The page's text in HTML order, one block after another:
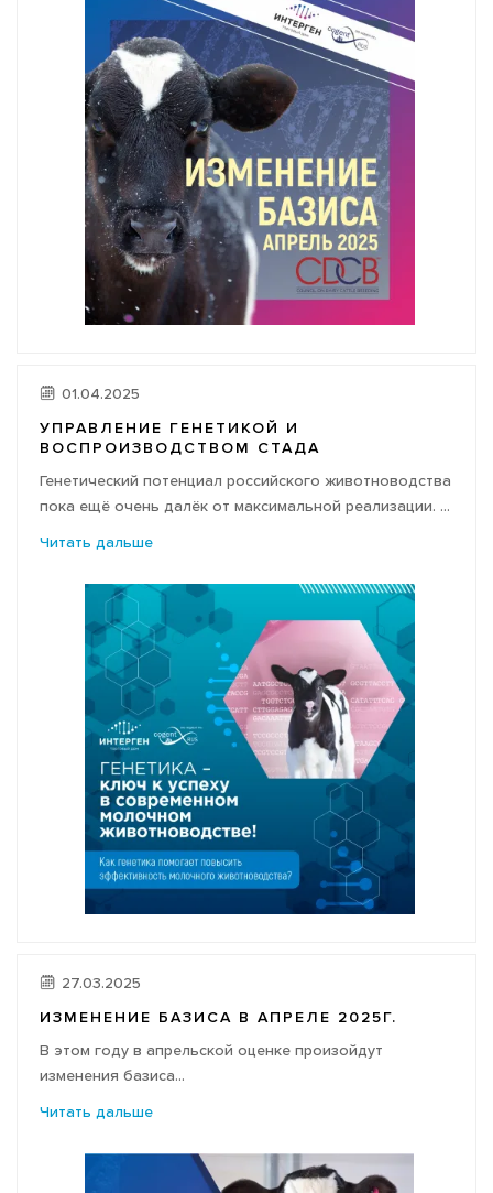
01.04.2025
УПРАВЛЕНИЕ ГЕНЕТИКОЙ И
ВОСПРОИЗВОДСТВОМ СТАДА
Генетический потенциал российского животноводства
пока ещё очень далёк от максимальной реализации. ...
Читать дальше
27.03.2025
ИЗМЕНЕНИЕ БАЗИСА В АПРЕЛЕ 2025Г.
В этом году в апрельской оценке произойдут
изменения базиса...
Читать дальше